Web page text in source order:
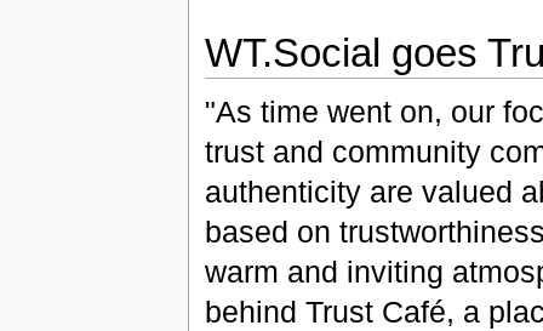
WT.Social goes
"As time went on, our
trust and community
authenticity are valued
based on
warm and inviting
behind Trust Café, a